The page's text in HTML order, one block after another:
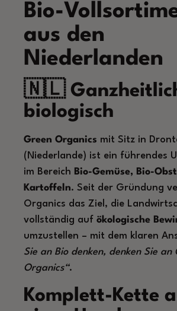
Bio-
aus den
Niederlanden
🇳🇱
biologisch
Green Organics mit Sitz in
(Niederlande) ist ein führendes
im Bereich Bio-Gemüse, Bio-Obst
Kartoffeln. Seit der Gründung
Organics das Ziel, die
vollständig auf ökologische
umzustellen – mit dem klaren
Sie an Bio denken, denken Sie an
Organics“.
Komplett-Kette